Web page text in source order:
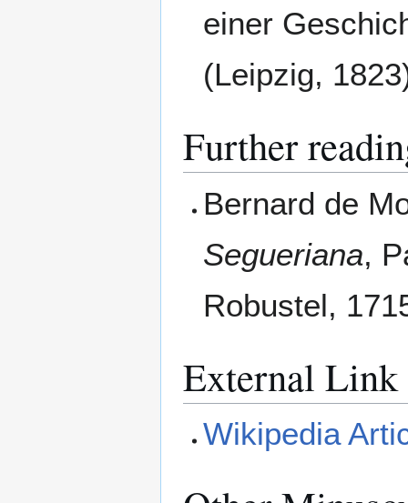
einer
(Leipzig,
Further
Bernard de
Segueriana,
Robustel,
External Link
Wikipedia